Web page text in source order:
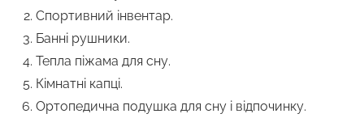
Спортивний інвентар.
Банні рушники.
Тепла піжама для сну.
Кімнатні капці.
Ортопедична подушка для сну і відпочинку.